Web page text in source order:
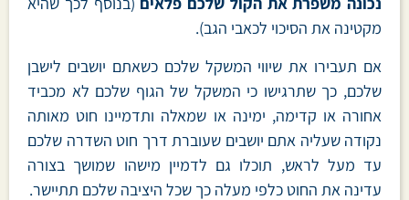
מקטינה את הסיכוי לכאבי הגב).
אם תעבירו את שיווי המשקל שלכם כשאתם יושבים לישבן
שלכם, כך שתרגישו כי המשקל של הגוף שלכם לא מכביד
אחורה או קדימה, ימינה או שמאלה ותדמיינו חוט מאותה
נקודה שעליה אתם יושבים שעוברת דרך חוט השדרה שלכם
עד מעל לראש, תוכלו גם לדמיין מישהו שמושך בצורה
עדינה את החוט כלפי מעלה כך שכל היציבה שלכם תתיישר.